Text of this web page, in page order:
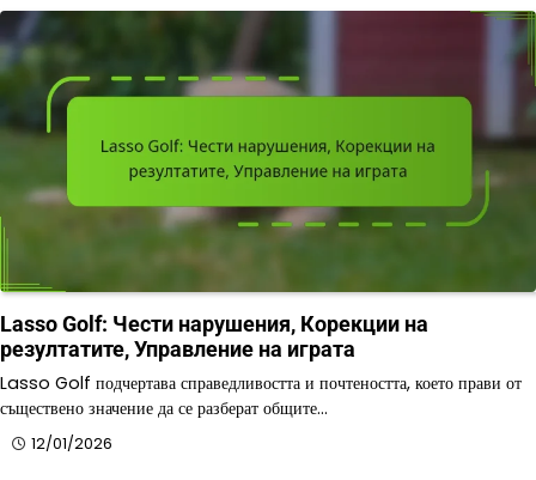
Lasso Golf: Чести нарушения, Корекции на
резултатите, Управление на играта
Lasso Golf подчертава справедливостта и почтеността, което прави от
съществено значение да се разберат общите…
12/01/2026